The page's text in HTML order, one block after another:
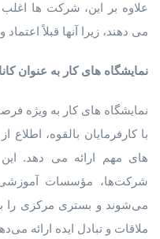
علاوه بر این، شرکت ها
می دهند، زیرا آنها قبلاً
نمایشگاه های کار به عنوان
نمایشگاه های کار به ویژه
با کارفرمایان بالقوه،
های مهم ارائه می دهد.
شرکت‌ها، مؤسسات آموزشی
می‌شوند و بستری مرکزی را
ملاقات و تبادل ایده ارائه